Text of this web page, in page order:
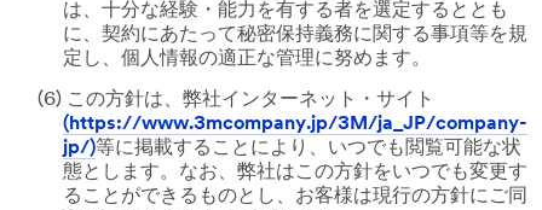
は、十分な経験・能力を有する者を選定するととも
に、契約にあたって秘密保持義務に関する事項等を規
定し、個人情報の適正な管理に努めます。
(6) この方針は、弊社インターネット・サイト
(https://www.3mcompany.jp/3M/ja_JP/company-
jp/)等に掲載することにより、いつでも閲覧可能な状
態とします。なお、弊社はこの方針をいつでも変更す
ることができるものとし、お客様は現行の方針にご同